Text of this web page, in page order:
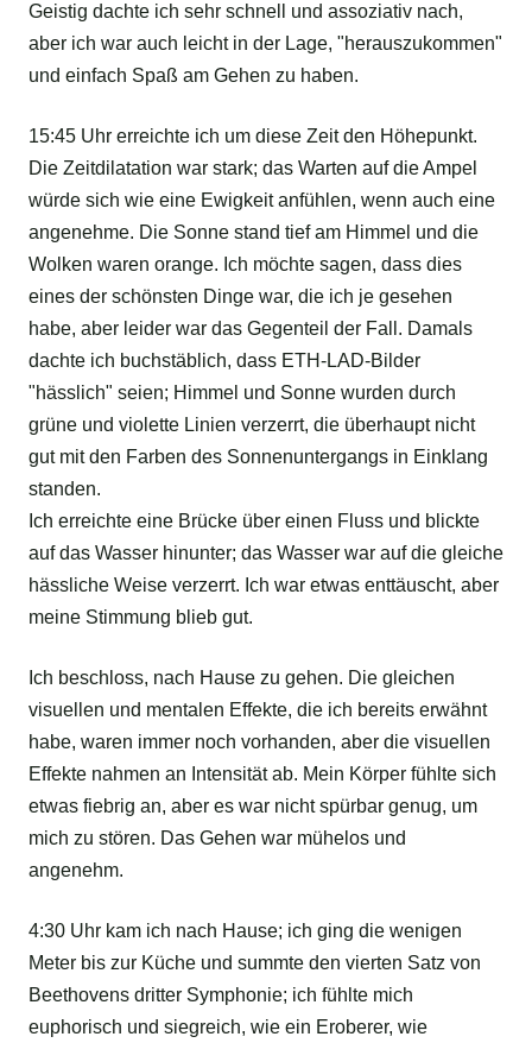
Geistig dachte ich sehr schnell und assoziativ nach,
aber ich war auch leicht in der Lage, "herauszukommen"
und einfach Spaß am Gehen zu haben.
15:45 Uhr erreichte ich um diese Zeit den Höhepunkt.
Die Zeitdilatation war stark; das Warten auf die Ampel
würde sich wie eine Ewigkeit anfühlen, wenn auch eine
angenehme. Die Sonne stand tief am Himmel und die
Wolken waren orange. Ich möchte sagen, dass dies
eines der schönsten Dinge war, die ich je gesehen
habe, aber leider war das Gegenteil der Fall. Damals
dachte ich buchstäblich, dass ETH-LAD-Bilder
"hässlich" seien; Himmel und Sonne wurden durch
grüne und violette Linien verzerrt, die überhaupt nicht
gut mit den Farben des Sonnenuntergangs in Einklang
standen.
Ich erreichte eine Brücke über einen Fluss und blickte
auf das Wasser hinunter; das Wasser war auf die gleiche
hässliche Weise verzerrt. Ich war etwas enttäuscht, aber
meine Stimmung blieb gut.
Ich beschloss, nach Hause zu gehen. Die gleichen
visuellen und mentalen Effekte, die ich bereits erwähnt
habe, waren immer noch vorhanden, aber die visuellen
Effekte nahmen an Intensität ab. Mein Körper fühlte sich
etwas fiebrig an, aber es war nicht spürbar genug, um
mich zu stören. Das Gehen war mühelos und
angenehm.
4:30 Uhr kam ich nach Hause; ich ging die wenigen
Meter bis zur Küche und summte den vierten Satz von
Beethovens dritter Symphonie; ich fühlte mich
euphorisch und siegreich, wie ein Eroberer, wie